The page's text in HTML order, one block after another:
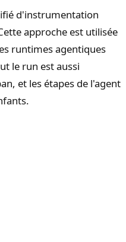
d'instrumentation
approche est utilisée
runtimes agentiques
le run est aussi
et les étapes de l'agent